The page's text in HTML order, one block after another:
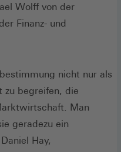
Wolff von der
Finanz- und
nicht nur als
zu begreifen, die
Man
geradezu ein
Hay,